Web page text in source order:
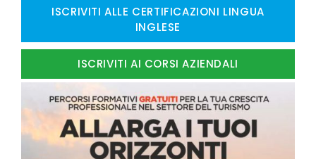
ISCRIVITI ALLE CERTIFICAZIONI LINGUA
INGLESE
ISCRIVITI AI CORSI AZIENDALI